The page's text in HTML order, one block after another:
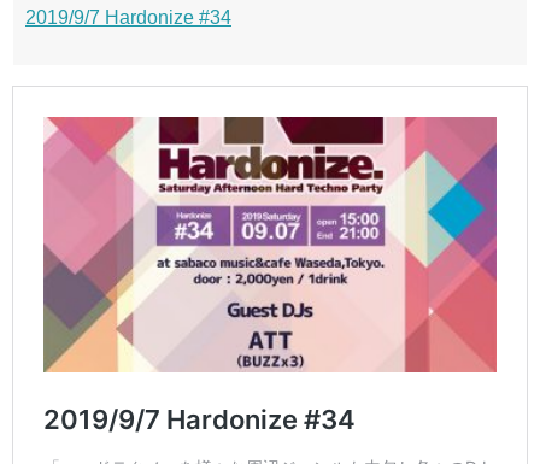
2019/9/7 Hardonize #34